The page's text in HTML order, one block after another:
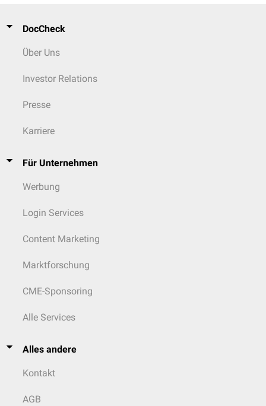
DocCheck
Über Uns
Investor Relations
Presse
Karriere
Für Unternehmen
Werbung
Login Services
Content Marketing
Marktforschung
CME-Sponsoring
Alle Services
Alles andere
Kontakt
AGB